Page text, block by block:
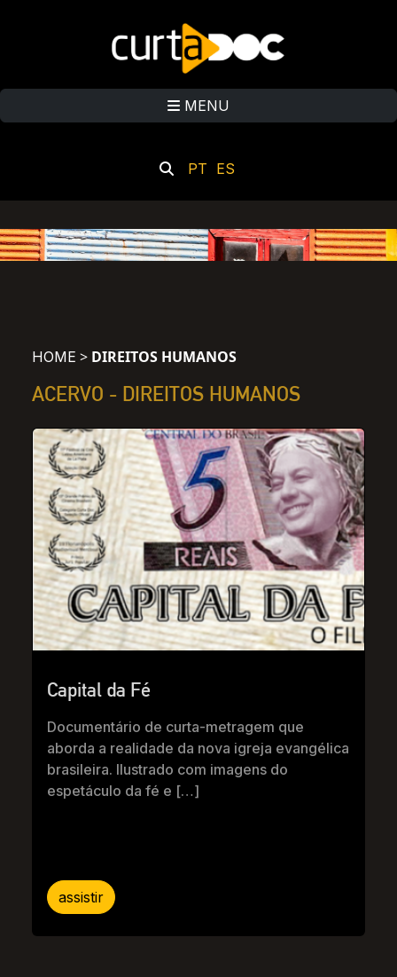
MENU
PT ES
HOME > DIREITOS HUMANOS
ACERVO - DIREITOS HUMANOS
Capital da Fé
Documentário de curta-metragem que
aborda a realidade da nova igreja evangélica
brasileira. Ilustrado com imagens do
espetáculo da fé e […]
assistir